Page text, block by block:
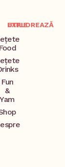
EXPLOREAZĂ
Fun
&
Yam
UTILE